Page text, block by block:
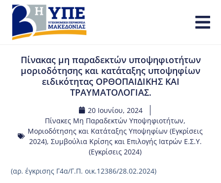
Πίνακας μη παραδεκτών υποψηφιοτήτων
μοριοδότησης και κατάταξης υποψηφίων
ειδικότητας ΟΡΘΟΠΑΙΔΙΚΗΣ ΚΑΙ
ΤΡΑΥΜΑΤΟΛΟΓΙΑΣ.
20 Ιουνίου, 2024
Πίνακες Μη Παραδεκτών Υποψηφιοτήτων,
Μοριοδότησης και Κατάταξης Υποψηφίων (Εγκρίσεις
2024), Συμβούλια Κρίσης και Επιλογής Ιατρών Ε.Σ.Υ.
(Εγκρίσεις 2024)
(αρ. έγκρισης Γ4α/Γ.Π. οικ.12386/28.02.2024)